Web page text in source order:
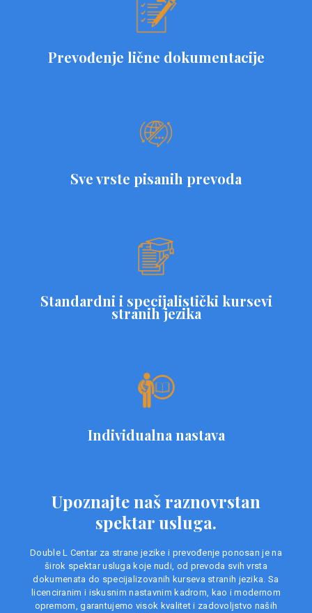
Prevođenje lične dokumentacije
Sve vrste pisanih prevoda
Standardni i specijalistički kursevi
stranih jezika
Individualna nastava
Upoznajte naš raznovrstan
spektar usluga.
Double L Centar za strane jezike i prevođenje ponosan je na
širok spektar usluga koje nudi, od prevoda svih vrsta
dokumenata do specijalizovanih kurseva stranih jezika. Sa
licenciranim i iskusnim nastavnim kadrom, kao i modernom
opremom, garantujemo visok kvalitet i zadovoljstvo naših